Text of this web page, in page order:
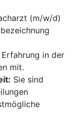
(m/w/d)
in der
mit.
Sie sind